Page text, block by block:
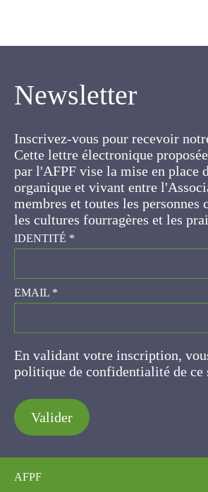
Newsletter
Cette lettre électronique
gratuitement par l'AFPF vise la
d'un lien organique et vivant
ses membres et toutes les
concernées par les cultures
prairies.
IDENTITÉ*
EMAIL*
En validant votre inscription,
politique de confidentialité de
Valider
AFPF